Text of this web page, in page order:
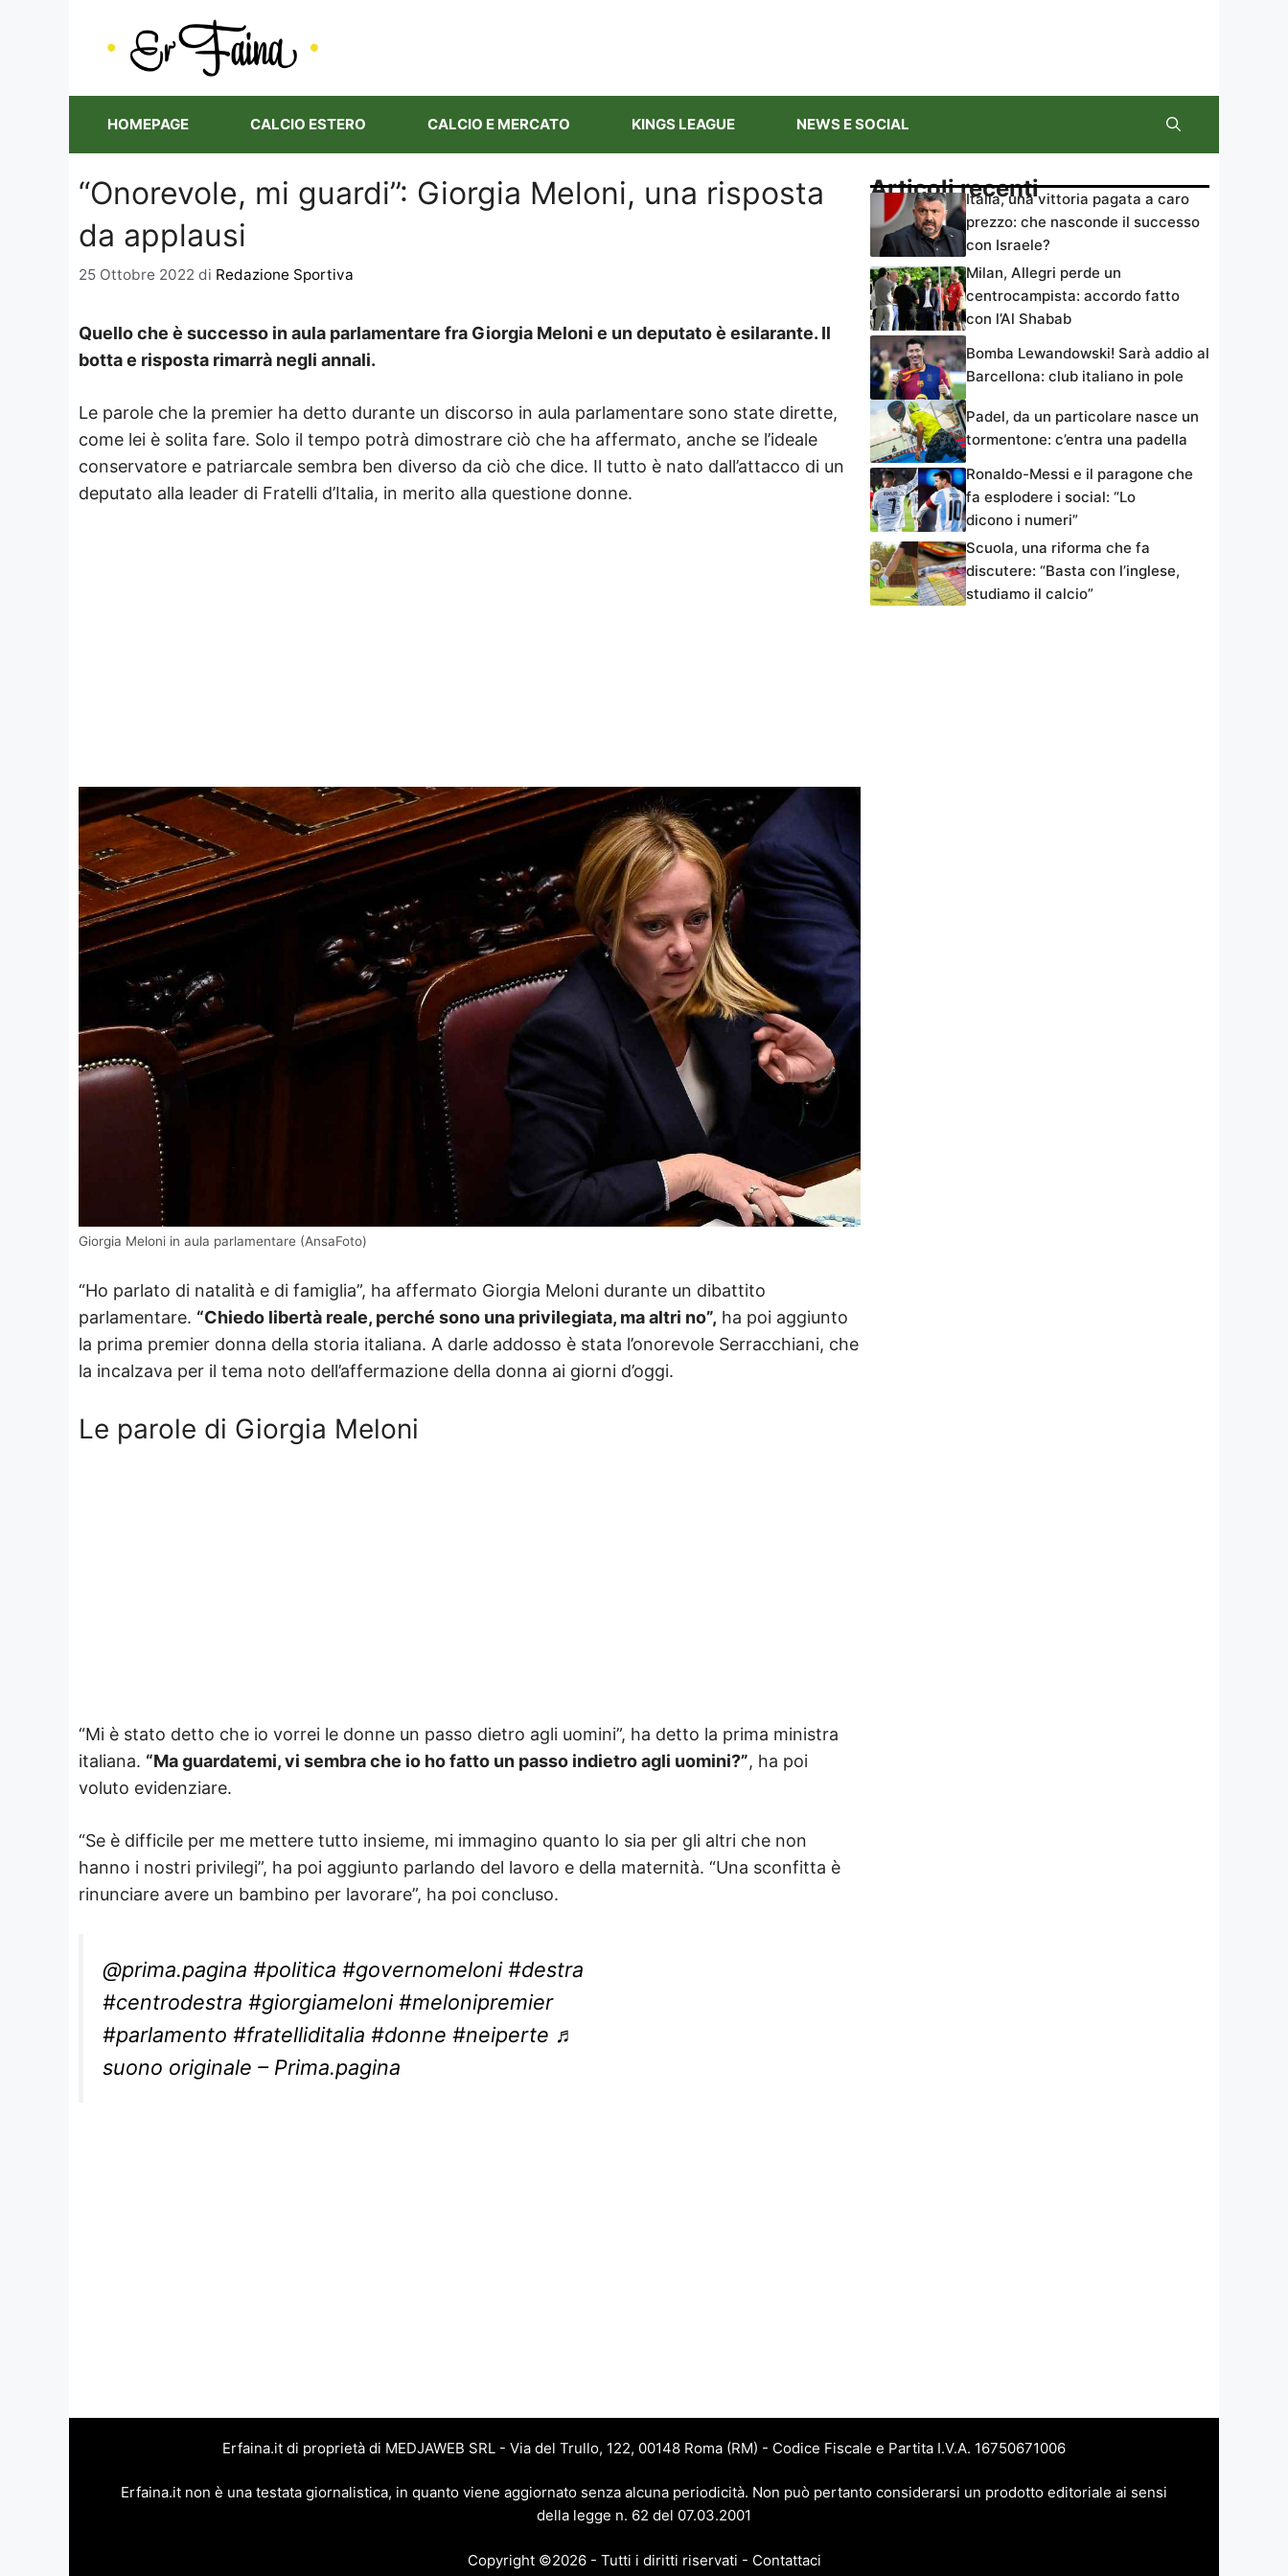
HOMEPAGE CALCIO ESTERO CALCIO E MERCATO KINGS LEAGUE NEWS E SOCIAL
“Onorevole, mi guardi”: Giorgia Meloni, una risposta
da applausi
25 Ottobre 2022 di Redazione Sportiva
Quello che è successo in aula parlamentare fra Giorgia Meloni e un deputato è esilarante. Il
botta e risposta rimarrà negli annali.
Le parole che la premier ha detto durante un discorso in aula parlamentare sono state dirette,
come lei è solita fare. Solo il tempo potrà dimostrare ciò che ha affermato, anche se l’ideale
conservatore e patriarcale sembra ben diverso da ciò che dice. Il tutto è nato dall’attacco di un
deputato alla leader di Fratelli d’Italia, in merito alla questione donne.
Giorgia Meloni in aula parlamentare (AnsaFoto)
“Ho parlato di natalità e di famiglia”, ha affermato Giorgia Meloni durante un dibattito
parlamentare. “Chiedo libertà reale, perché sono una privilegiata, ma altri no”, ha poi aggiunto
la prima premier donna della storia italiana. A darle addosso è stata l’onorevole Serracchiani, che
la incalzava per il tema noto dell’affermazione della donna ai giorni d’oggi.
Le parole di Giorgia Meloni
“Mi è stato detto che io vorrei le donne un passo dietro agli uomini”, ha detto la prima ministra
italiana. “Ma guardatemi, vi sembra che io ho fatto un passo indietro agli uomini?”, ha poi
voluto evidenziare.
“Se è difficile per me mettere tutto insieme, mi immagino quanto lo sia per gli altri che non
hanno i nostri privilegi”, ha poi aggiunto parlando del lavoro e della maternità. “Una sconfitta è
rinunciare avere un bambino per lavorare”, ha poi concluso.
@prima.pagina #politica #governomeloni #destra
#centrodestra #giorgiameloni #melonipremier
#parlamento #fratelliditalia #donne #neiperte ♬
suono originale – Prima.pagina
Articoli recentiItalia, una vittoria pagata a caro
prezzo: che nasconde il successo
con Israele?
Milan, Allegri perde un
centrocampista: accordo fatto
con l’Al Shabab
Bomba Lewandowski! Sarà addio al
Barcellona: club italiano in pole
Padel, da un particolare nasce un
tormentone: c’entra una padella
Ronaldo-Messi e il paragone che
fa esplodere i social: “Lo
dicono i numeri”
Scuola, una riforma che fa
discutere: “Basta con l’inglese,
studiamo il calcio”
Erfaina.it di proprietà di MEDJAWEB SRL - Via del Trullo, 122, 00148 Roma (RM) - Codice Fiscale e Partita I.V.A. 16750671006
Erfaina.it non è una testata giornalistica, in quanto viene aggiornato senza alcuna periodicità. Non può pertanto considerarsi un prodotto editoriale ai sensi
della legge n. 62 del 07.03.2001
Copyright ©2026 - Tutti i diritti riservati - Contattaci